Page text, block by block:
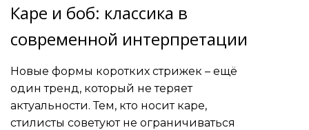
Каре и боб: классика в
современной интерпретации
Новые формы коротких стрижек – ещё
один тренд, который не теряет
актуальности. Тем, кто носит каре,
стилисты советуют не ограничиваться